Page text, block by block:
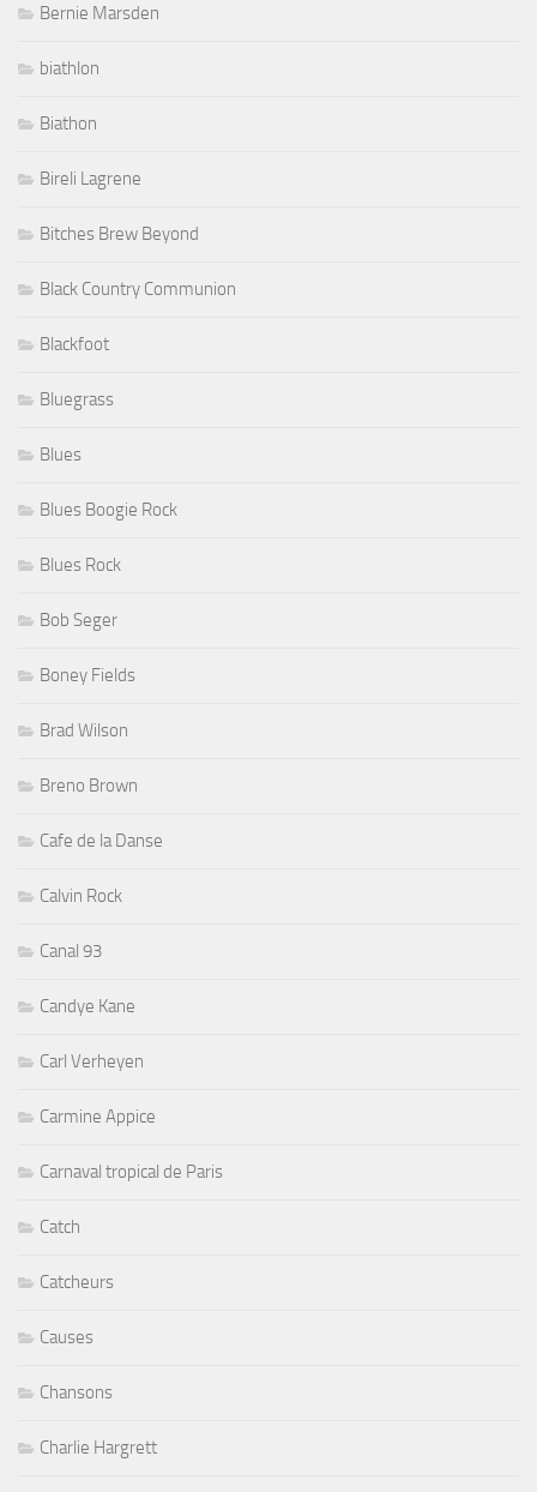
Bernie Marsden
biathlon
Biathon
Bireli Lagrene
Bitches Brew Beyond
Black Country Communion
Blackfoot
Bluegrass
Blues
Blues Boogie Rock
Blues Rock
Bob Seger
Boney Fields
Brad Wilson
Breno Brown
Cafe de la Danse
Calvin Rock
Canal 93
Candye Kane
Carl Verheyen
Carmine Appice
Carnaval tropical de Paris
Catch
Catcheurs
Causes
Chansons
Charlie Hargrett